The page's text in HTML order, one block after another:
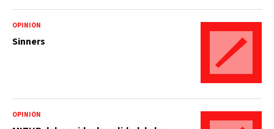
OPINIÓN
Sinners
OPINIÓN